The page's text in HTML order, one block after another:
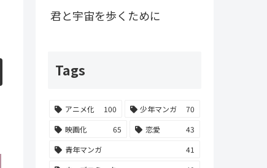
君と宇宙を歩くために
Tags
アニメ化 100 少年マンガ
70
映画化
65 恋愛
43
青年マンガ
41